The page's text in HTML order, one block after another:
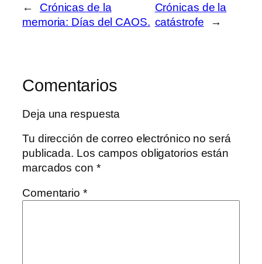
←
Crónicas de la
memoria: Días del CAOS.
Crónicas de la
catástrofe
→
Comentarios
Deja una respuesta
Tu dirección de correo electrónico no será
publicada. Los campos obligatorios están
marcados con *
Comentario *